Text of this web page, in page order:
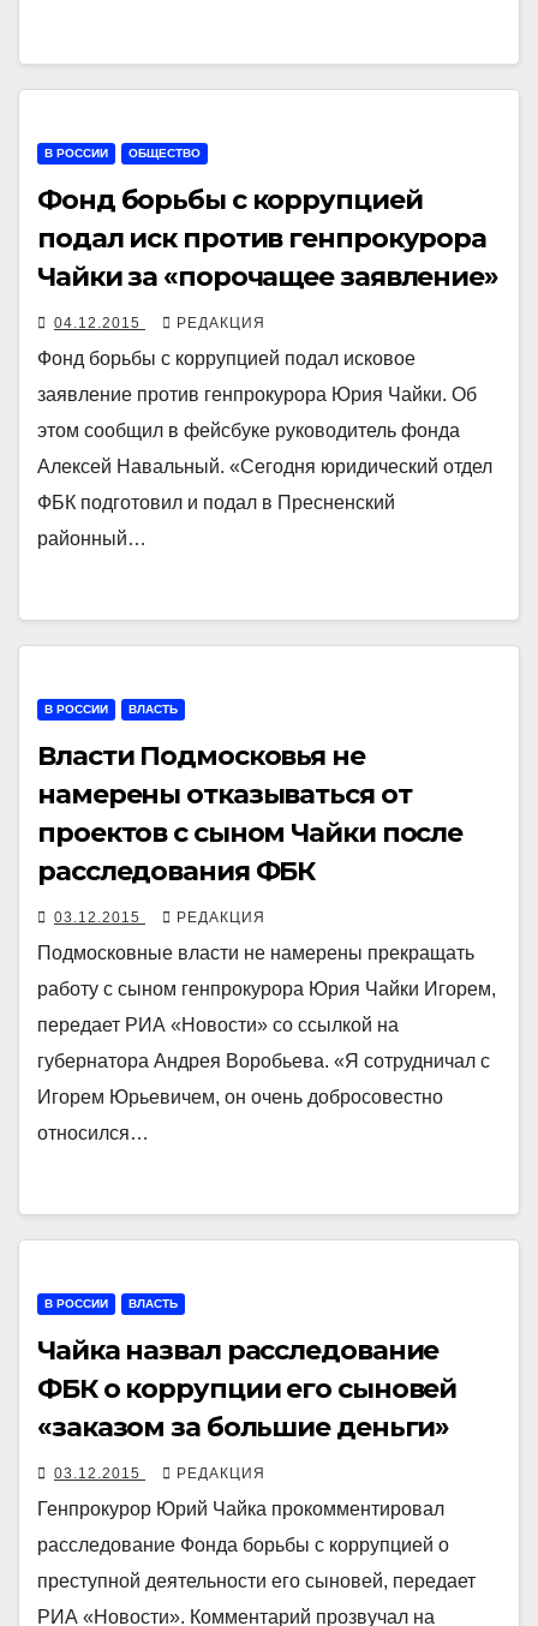
В РОССИИ ОБЩЕСТВО
Фонд борьбы с коррупцией
подал иск против генпрокурора
Чайки за «порочащее заявление»
04.12.2015 РЕДАКЦИЯ
Фонд борьбы с коррупцией подал исковое
заявление против генпрокурора Юрия Чайки. Об
этом сообщил в фейсбуке руководитель фонда
Алексей Навальный. «Сегодня юридический отдел
ФБК подготовил и подал в Пресненский
районный…
В РОССИИ ВЛАСТЬ
Власти Подмосковья не
намерены отказываться от
проектов с сыном Чайки после
расследования ФБК
03.12.2015 РЕДАКЦИЯ
Подмосковные власти не намерены прекращать
работу с сыном генпрокурора Юрия Чайки Игорем,
передает РИА «Новости» со ссылкой на
губернатора Андрея Воробьева. «Я сотрудничал с
Игорем Юрьевичем, он очень добросовестно
относился…
В РОССИИ ВЛАСТЬ
Чайка назвал расследование
ФБК о коррупции его сыновей
«заказом за большие деньги»
03.12.2015 РЕДАКЦИЯ
Генпрокурор Юрий Чайка прокомментировал
расследование Фонда борьбы с коррупцией о
преступной деятельности его сыновей, передает
РИА «Новости». Комментарий прозвучал на